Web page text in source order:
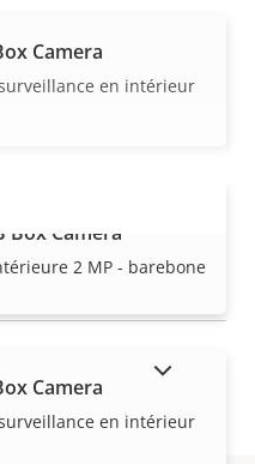
Camera
en intérieur
Box Camera
2 MP - barebone
Camera
en intérieur